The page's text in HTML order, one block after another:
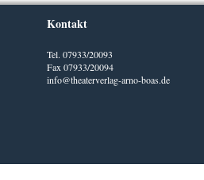
Kontakt
Tel. 07933/20093
Fax 07933/20094
info@theaterverlag-arno-boas.de